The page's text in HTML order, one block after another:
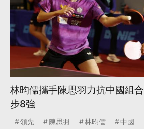
林昀儒攜手陳思羽力抗中國組
步8強
領先 陳思羽 林昀儒 中國